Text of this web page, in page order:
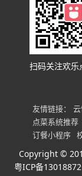
扫码关注欢乐
友情链接：
点菜系统推荐
订餐小程序
Copyright ©
粤ICP备